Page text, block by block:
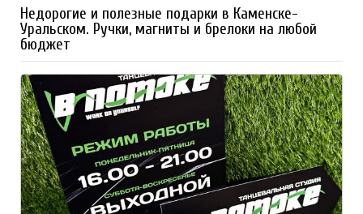
Недорогие и полезные подарки в Каменске-
Уральском. Ручки, магниты и брелоки на любой
бюджет